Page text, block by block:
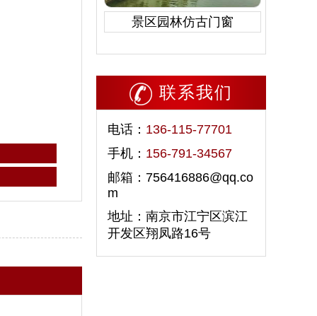
景区园林仿古门窗
联系我们
电话： 136-115-77701
手机： 156-791-34567
邮箱：756416886@qq.co
m
地址：南京市江宁区滨江
开发区翔凤路16号